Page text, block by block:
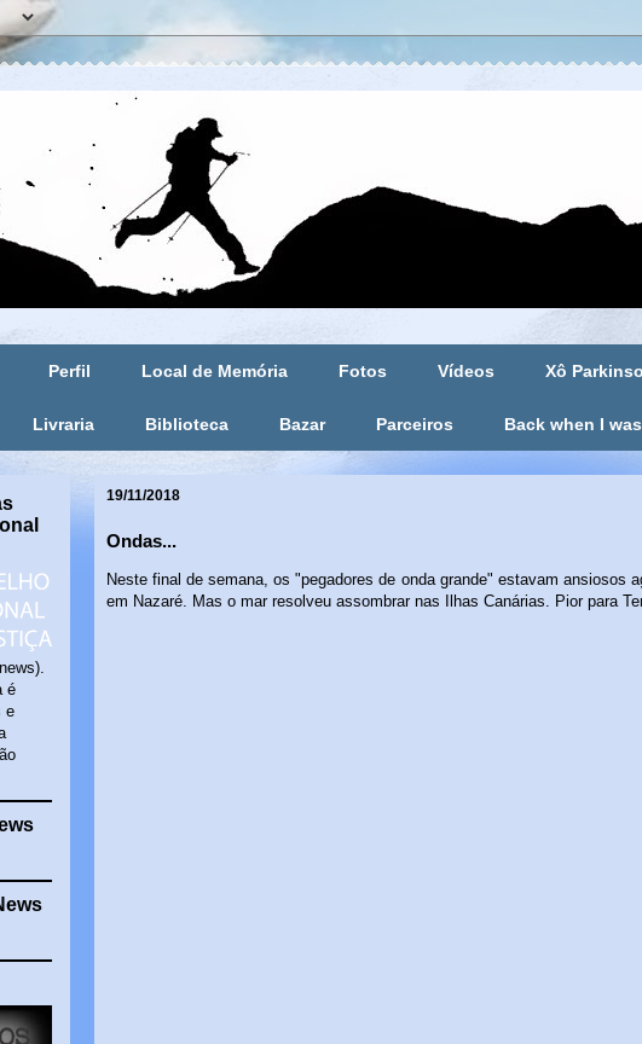
Perfil Local de Memória Fotos Vídeos Xô
Livraria Biblioteca Bazar Parceiros Back when I
19/11/2018
Ondas...
Neste final de semana, os "pegadores de onda grande" estavam ansiosos
em Nazaré. Mas o mar resolveu assombrar nas Ilhas Canárias. Pior para
é
e